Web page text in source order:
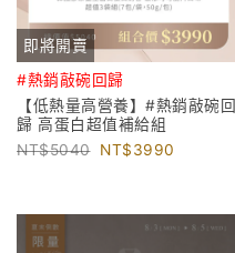
即將開賣
#熱銷敲碗回歸
【低熱量高營養】#熱銷敲碗回
歸 高蛋白超值補給組
5040
3990